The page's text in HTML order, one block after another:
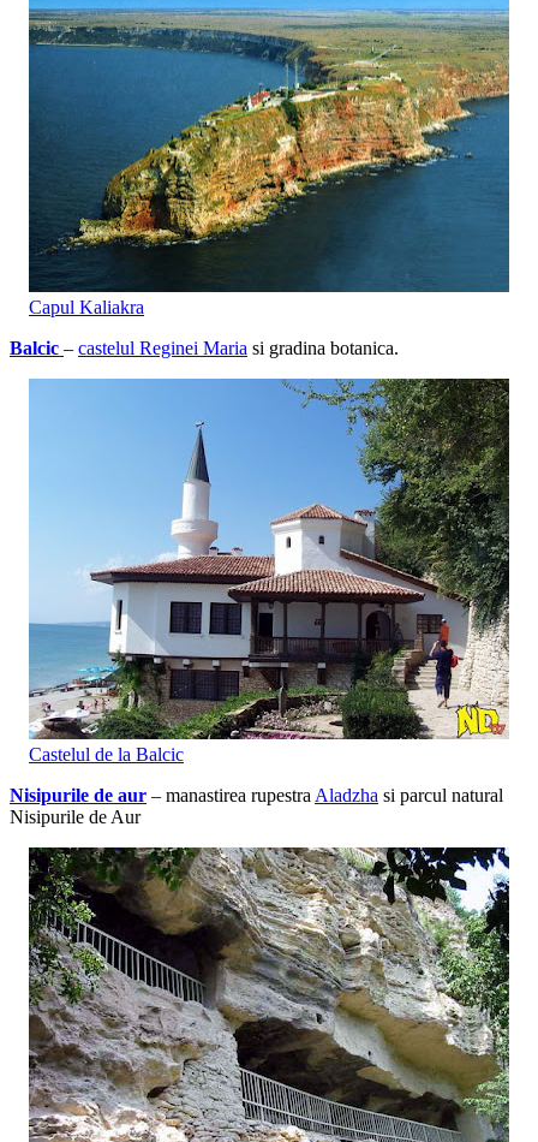
Capul Kaliakra
Balcic – castelul Reginei Maria si gradina botanica.
Castelul de la Balcic
Nisipurile de aur – manastirea rupestra Aladzha si parcul natural
Nisipurile de Aur